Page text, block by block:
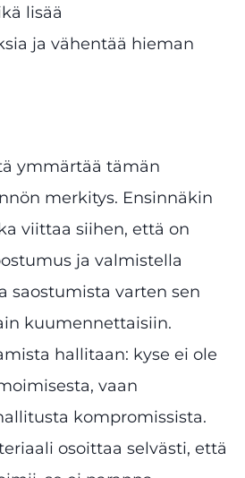
lisää
ja vähentää hieman
ymmärtää tämän
merkitys. Ensinnäkin
viittaa siihen, että on
ja valmistella
saostumista varten sen
kuumennettaisiin.
hallitaan: kyse ei ole
vaan
kompromissista.
osoittaa selvästi, että